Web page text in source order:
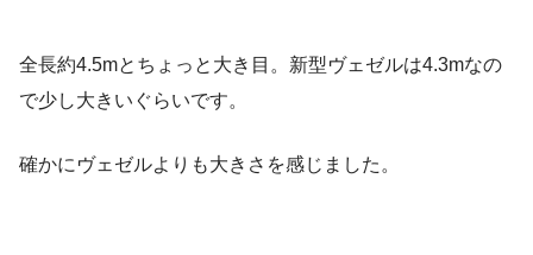
全長約4.5mとちょっと大き目。新型ヴェゼルは4.3mなの
で少し大きいぐらいです。
確かにヴェゼルよりも大きさを感じました。